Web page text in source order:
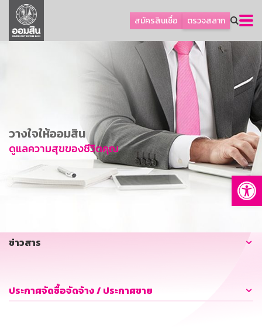
สมัครสินเชื่อ ตรวจสลาก
ลูกค้าธุรกิจ
ลูกค้าผู้ประกอบรายย่อย
การพัฒนาที่ยั่งยืน
ข่าวสาร
บริการทางการเงิน
อื่นๆ
วางใจให้ออมสิน
ดูแลความสุขของชีวิตคุณ
ข่าวสาร
ประกาศจัดซื้อจัดจ้าง / ประกาศขาย